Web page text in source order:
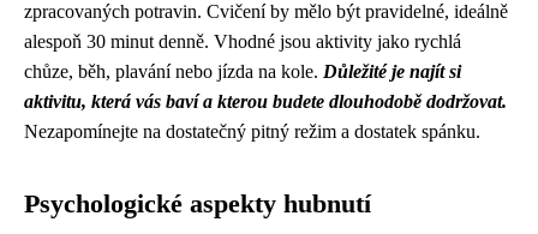
zpracovaných potravin. Cvičení by mělo být pravidelné, ideálně
alespoň 30 minut denně. Vhodné jsou aktivity jako rychlá
chůze, běh, plavání nebo jízda na kole. Důležité je najít si
aktivitu, která vás baví a kterou budete dlouhodobě dodržovat.
Nezapomínejte na dostatečný pitný režim a dostatek spánku.
Psychologické aspekty hubnutí